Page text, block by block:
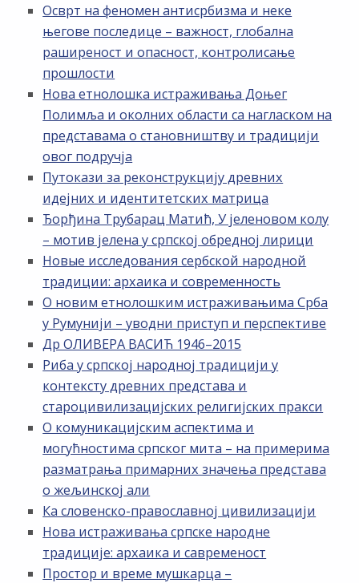
Осврт на феномен антисрбизма и неке
његове последице – важност, глобална
раширеност и опасност, контролисање
прошлости
Нова етнолошка истраживања Доњег
Полимља и околних области са нагласком на
представама о становништву и традицији
овог подручја
Путокази за реконструкцију древних
идејних и идентитетских матрица
Ђорђина Трубарац Матић, У јеленовом колу
– мотив јелена у српској обредној лирици
Новые исследования сербской народной
традиции: архаика и современность
О новим етнолошким истраживањима Срба
у Румунији – уводни приступ и перспективе
Др ОЛИВЕРА ВАСИЋ 1946–2015
Риба у српској народној традицији у
контексту древних представа и
староцивилизацијских религијских пракси
О комуникацијским аспектима и
могућностима српског мита – на примерима
разматрања примарних значења представа
о жељинској али
Ка словенско-православној цивилизацији
Нова истраживања српске народне
традиције: архаика и савременост
Простор и време мушкарца –